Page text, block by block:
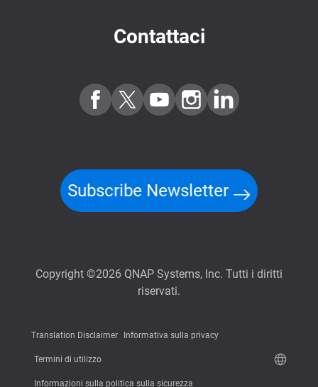
Contattaci
Subscribe Newsletter
Copyright ©2026 QNAP Systems, Inc. Tutti i diritti
riservati.
Translation Disclaimer Informativa sulla privacy
Termini di utilizzo
Informazioni sulla politica sulla sicurezza